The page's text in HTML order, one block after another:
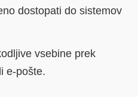
dostopati do sistemov
vsebine prek
e-pošte.